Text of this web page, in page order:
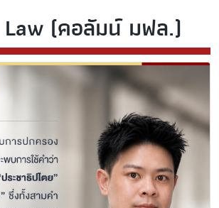
(คอลัมน์ มฟล.)